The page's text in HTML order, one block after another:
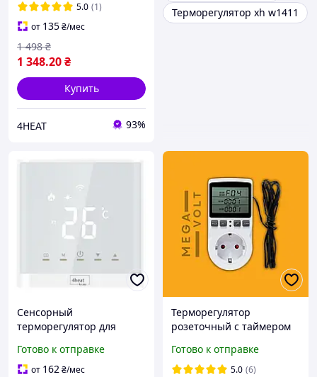
5.0 (1)
от 135₴/мес
1 348.20₴
1 498 ₴
Купить
4HEAT 93%
Терморегулятор xh w1411
Сенсорный
терморегулятор для
Готово к отправке
от 162₴/мес
Терморегулятор
розеточный с таймером
Готово к отправке
5.0 (6)